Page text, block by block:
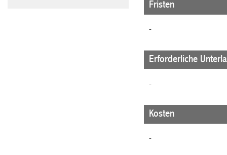
Fristen
-
Erforderliche
-
Kosten
-